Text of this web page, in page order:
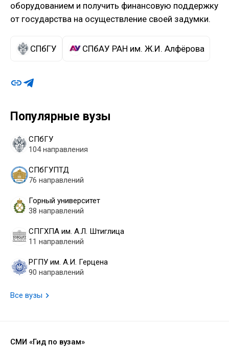
Популярные вузы
СПбГУ
104 направления
СПбГУПТД
76 направлений
Горный университет
38 направлений
СПГХПА им. А.Л. Штиглица
11 направлений
РГПУ им. А.И. Герцена
90 направлений
Все вузы
оборудованием и получить финансовую поддержку
от государства на осуществление своей задумки.
СПбГУ СПбАУ РАН им. Ж.И. Алфёрова
СМИ «Гид по вузам»